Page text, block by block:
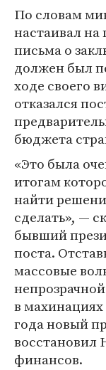
По словам
настаивал
письма о
должен был
ходе своего
отказался
бюджета
«Это была
итогам
найти
сделать», —
бывший
поста.
массовые
в
года новый
восстановил
финансов.